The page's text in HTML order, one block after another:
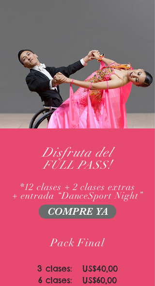
Disfruta del
FULL PASS!
*12 clases + 2 clases extras
+ entrada “DanceSport Night”
Pack Final
3 clases: US$40,00
6 clases: US$60,00
COMPRE YA